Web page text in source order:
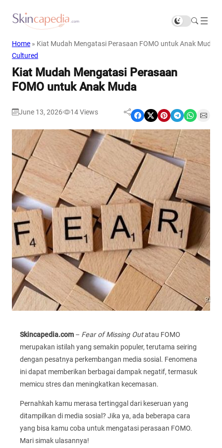
Home » Kiat Mudah Mengatasi Perasaan FOMO untuk Anak Muda
Cultured
Kiat Mudah Mengatasi Perasaan
FOMO untuk Anak Muda
June 13, 2026 14Views Share on Facebook Share on X Share on Pinterest Share on Telegram Share on WhatsApp Share on Email
Skincapedia.com – Fear of Missing Outatau FOMO
merupakan istilah yang semakin populer, terutama seiring
dengan pesatnya perkembangan media sosial. Fenomena
ini dapat memberikan berbagai dampak negatif, termasuk
memicu stres dan meningkatkan kecemasan.
Pernahkah kamu merasa tertinggal dari keseruan yang
ditampilkan di media sosial? Jika ya, ada beberapa cara
yang bisa kamu coba untuk mengatasi perasaan FOMO.
Mari simak ulasannya!